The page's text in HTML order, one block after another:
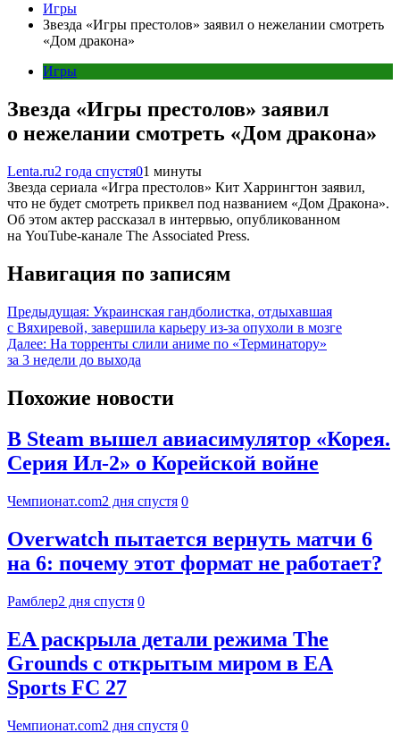
Игры
Звезда «Игры престолов» заявил о нежелании смотреть
«Дом дракона»
Игры
Звезда «Игры престолов» заявил
о нежелании смотреть «Дом дракона»
Lenta.ru2 года спустя01 минуты
Звезда сериала «Игра престолов» Кит Харрингтон заявил,
что не будет смотреть приквел под названием «Дом Дракона».
Об этом актер рассказал в интервью, опубликованном
на YouTube-канале The Associated Press.
Навигация по записям
Предыдущая: Украинская гандболистка, отдыхавшая
с Вяхиревой, завершила карьеру из-за опухоли в мозге
Далее: На торренты слили аниме по «Терминатору»
за 3 недели до выхода
Похожие новости
В Steam вышел авиасимулятор «Корея.
Серия Ил-2» о Корейской войне
Чемпионат.com2 дня спустя 0
Overwatch пытается вернуть матчи 6
на 6: почему этот формат не работает?
Рамблер2 дня спустя 0
EA раскрыла детали режима The
Grounds с открытым миром в EA
Sports FC 27
Чемпионат.com2 дня спустя 0